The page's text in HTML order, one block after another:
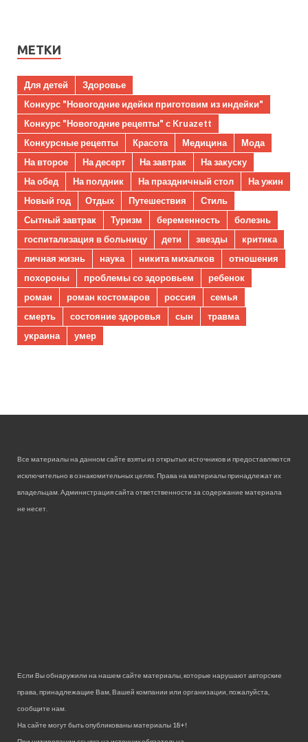
МЕТКИ
Для детей
Здоровье
Конкурс "Новогодние идейки приготовим из индейки"
Конкурс "Новогодние рецепты" с Kruazett
Конкурсные рецепты
Красота Медицина
Мода
На второе
На десерт На завтрак
На закуску
На обед
На полдник На праздничный стол
На ужин
Новый год
Отдых Путешествия
Стиль
Сытный завтрак
Туризм беременность
болезнь
госпитализация в больницу
дети звезды
критика
личная жизнь
наука никита михалков
отношения
похороны
проблемы со здоровьем
ребенок
роман
роман костомаров россия
семья
смерть
состояние здоровья сын
травма
украина
умер
Все материалы на данном сайте взяты из открытых источников и предоставляются
исключительно в ознакомительных целях. Права на материалы принадлежат их
владельцам. Администрация сайта ответственности за содержание материала
не несет.
Если Вы обнаружили на нашем сайте материалы, которые нарушают авторские
права, принадлежащие Вам, Вашей компании или организации, пожалуйста,
сообщите нам.
На сайте могут быть опубликованы материалы 18+!